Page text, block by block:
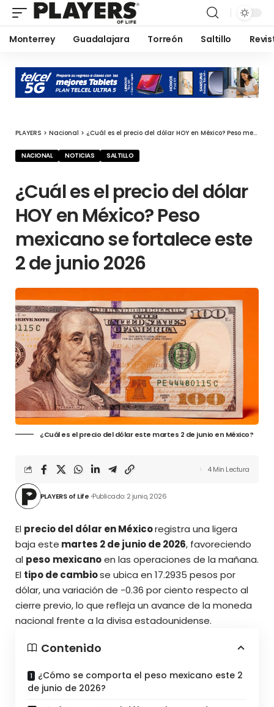
Monterrey Guadalajara Torreón Saltillo
PLAYERS > Nacional > ¿Cuál es el precio del dólar HOY en México? Peso mexicano se fortalece este 2 de junio 2026
NACIONAL NOTICIAS SALTILLO
¿Cuál es el precio del dólar
HOY en México? Peso
mexicano se fortalece este
2 de junio 2026
¿Cuál es el precio del dólar este martes 2 de junio en México?
PLAYERS of Life Publicado: 2 junio, 2026
4 Min Lectura
El precio del dólar en Méxicoregistra una ligera
baja este martes 2 de junio de 2026, favoreciendo
al peso mexicanoen las operaciones de la mañana.
El tipo de cambiose ubica en 17.2935 pesos por
dólar, una variación de -0.36 por ciento respecto al
cierre previo, lo que refleja un avance de la moneda
nacional frente a la divisa estadounidense.
Contenido
¿Cómo se comporta el peso mexicano este 2
de junio de 2026?